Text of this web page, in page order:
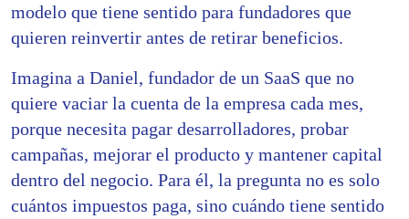
modelo que tiene sentido para fundadores que
quieren reinvertir antes de retirar beneficios.
Imagina a Daniel, fundador de un SaaS que no
quiere vaciar la cuenta de la empresa cada mes,
porque necesita pagar desarrolladores, probar
campañas, mejorar el producto y mantener capital
dentro del negocio. Para él, la pregunta no es solo
cuántos impuestos paga, sino cuándo tiene sentido